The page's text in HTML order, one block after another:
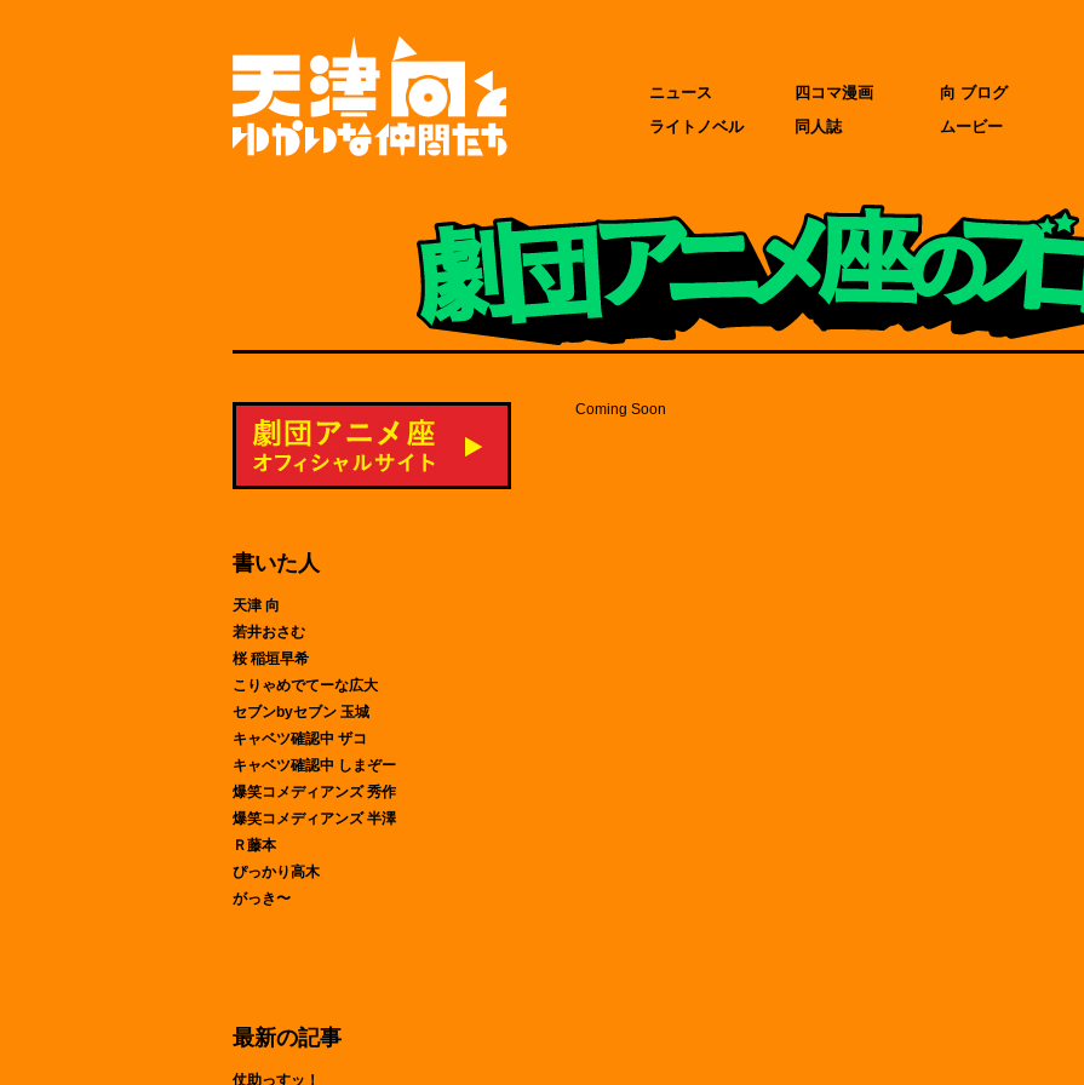
ニュース 四コマ漫画 向 ブログ
ライトノベル
同人誌 ムービー
書いた人
天津 向
若井おさむ
桜 稲垣早希
こりゃめでてーな広大
セブンbyセブン 玉城
キャベツ確認中 ザコ
キャベツ確認中 しまぞー
爆笑コメディアンズ 秀作
爆笑コメディアンズ 半澤
Ｒ藤本
ぴっかり高木
がっき〜
最新の記事
仗助っすッ！
Coming Soon